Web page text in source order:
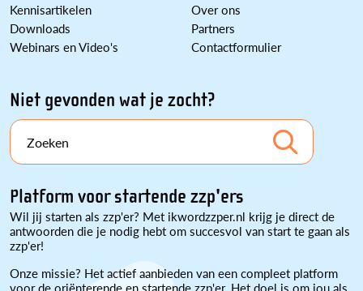
Kennisartikelen
Downloads
Webinars en Video's
Over ons
Partners
Contactformulier
Niet gevonden wat je zocht?
Zoeken
Platform voor startende zzp'ers
Wil jij starten als zzp'er? Met ikwordzzper.nl krijg je direct de
antwoorden die je nodig hebt om succesvol van start te gaan als
zzp'er!
Onze missie? Het actief aanbieden van een compleet platform